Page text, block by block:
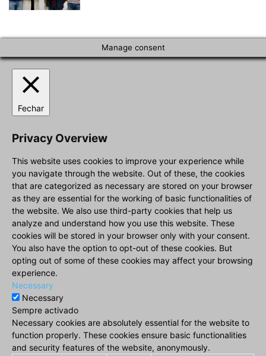
Manage consent
Fechar
Privacy Overview
This website uses cookies to improve your experience while
you navigate through the website. Out of these, the cookies
that are categorized as necessary are stored on your browser
as they are essential for the working of basic functionalities of
the website. We also use third-party cookies that help us
analyze and understand how you use this website. These
cookies will be stored in your browser only with your consent.
You also have the option to opt-out of these cookies. But
opting out of some of these cookies may affect your browsing
experience.
Necessary
Necessary
Sempre activado
Necessary cookies are absolutely essential for the website to
function properly. These cookies ensure basic functionalities
and security features of the website, anonymously.